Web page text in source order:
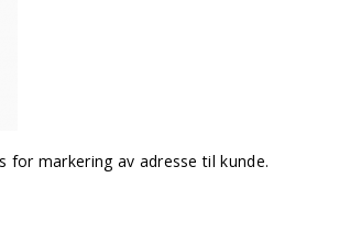
markering av adresse til kunde.